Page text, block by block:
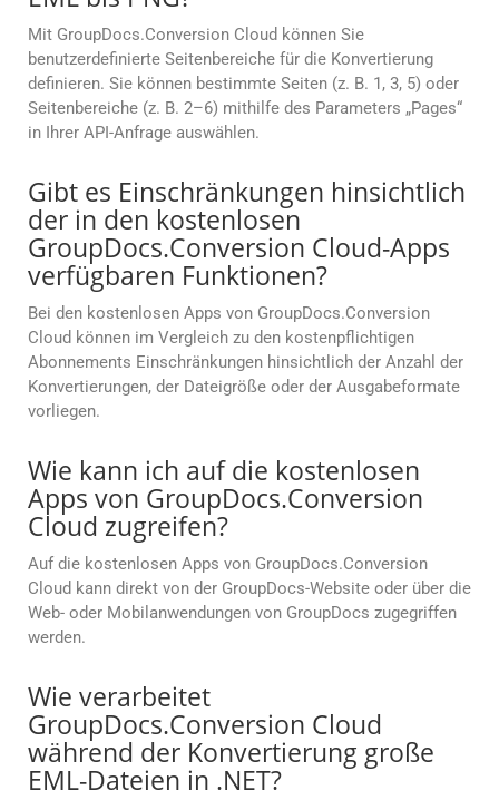
Mit GroupDocs.Conversion Cloud können Sie
benutzerdefinierte Seitenbereiche für die Konvertierung
definieren. Sie können bestimmte Seiten (z. B. 1, 3, 5) oder
Seitenbereiche (z. B. 2–6) mithilfe des Parameters „Pages“
in Ihrer API-Anfrage auswählen.
Gibt es Einschränkungen hinsichtlich
der in den kostenlosen
GroupDocs.Conversion Cloud-Apps
verfügbaren Funktionen?
Bei den kostenlosen Apps von GroupDocs.Conversion
Cloud können im Vergleich zu den kostenpflichtigen
Abonnements Einschränkungen hinsichtlich der Anzahl der
Konvertierungen, der Dateigröße oder der Ausgabeformate
vorliegen.
Wie kann ich auf die kostenlosen
Apps von GroupDocs.Conversion
Cloud zugreifen?
Auf die kostenlosen Apps von GroupDocs.Conversion
Cloud kann direkt von der GroupDocs-Website oder über die
Web- oder Mobilanwendungen von GroupDocs zugegriffen
werden.
Wie verarbeitet
GroupDocs.Conversion Cloud
während der Konvertierung große
EML-Dateien in .NET?